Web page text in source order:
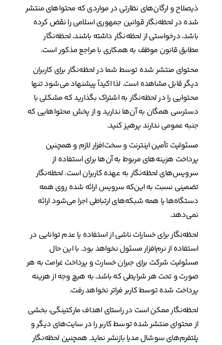
ذیصلاح ‌و ارگان‌های نظارتی در مواردی که محتواهای منتشر
شده در لحظه‌نگار قوانین جمهوری اسلامی را نقض کرده
باشد، درخواستی از لحظه‌نگار داشته باشند، لحظه‌نگار
مطابق قانون موظف به همکاری با مراجع مذکور است.
محتوای منتشر شده توسط شما در لحظه‌نگار برای کاربران
دیگر قابل مشاهده است. لذا اکیداً پیشنهاد می‌شود تنها
محتوایی را در لحظه‌نگار به اشتراک بگذارید که مشکلی با
دسترسی همگان به آن‌ها ندارید و از پخش محتواهایی که
جنبه عمومی ندارند پرهیز کنید.
مسئولیت تأمین اینترنت و سخت‌افزار لازم و همچنین
پرداخت هزینه‌های مربوط به آن‌ها برای استفاده از
سرویس‌های لحظه‌نگار به عهده کاربران است. لحظه‌نگار
تضمینی نسبت به این‌که سرویس ارائه شده روی همه
دستگاه‌ها یا همه شبکه‌های ارتباطی اجرا می‌شود ارائه
نمی‌دهد.
لحظه‌نگار برای خسارات ناشی از استفاده یا عدم توانایی در
استفاده از نرم‌افزار مسئول نخواهد بود. با این حال
مسئولیت شرکت برای جبران خسارت و پرداخت غرامت به هر
صورت و تحت هر شرایطی که باشد، به هیچ وجه از هزینه
پرداخت شده توسط کاربر فراتر نخواهد رفت.
لحظه‌نگار ممکن است در راستای اهداف مارکتینگی، بخشی
از محتوای منتشر شده توسط کاربر را در سایت‌های دیگر و
پلتفرم‌های سوشال مدیا بازنشر نماید. همچنین لحظه‌نگار